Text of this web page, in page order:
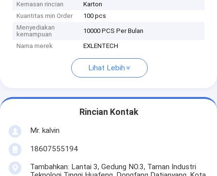
Kemasan rincian
Karton
Kuantitas min Order
100 pcs
Menyediakan
kemampuan
10000 PCS Per Bulan
Nama merek EXLENTECH
Lihat Lebih
Rincian Kontak
Mr. kalvin
18607555194
Tambahkan: Lantai 3, Gedung NO.3, Taman Industri